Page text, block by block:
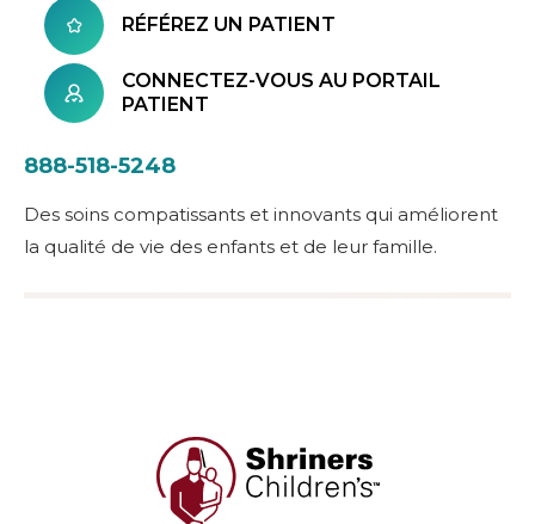
RÉFÉREZ UN PATIENT
CONNECTEZ-VOUS AU PORTAIL
PATIENT
888-518-5248
Des soins compatissants et innovants qui améliorent
la qualité de vie des enfants et de leur famille.